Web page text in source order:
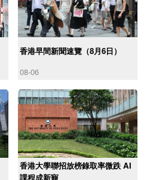
香港早間新聞速覽（8月6日）
08-06
香港大學聯招放榜錄取率微跌 AI
課程成新寵